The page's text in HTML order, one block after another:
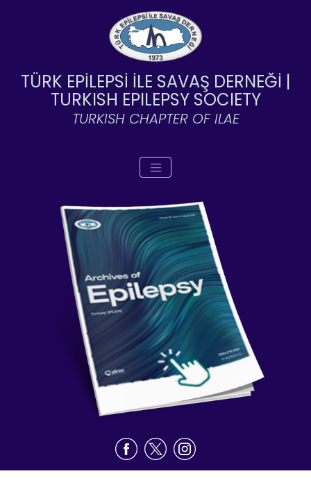
TÜRK EPİLEPSİ İLE SAVAŞ DERNEĞİ |
TURKISH EPILEPSY SOCIETY
TURKISH CHAPTER OF ILAE